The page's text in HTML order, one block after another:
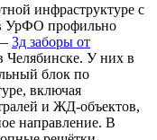
инфраструктуре с
УрФО профильно
3д заборы от
Челябинске. У них в
блок по
включая
и ЖД-объектов,
направление. В